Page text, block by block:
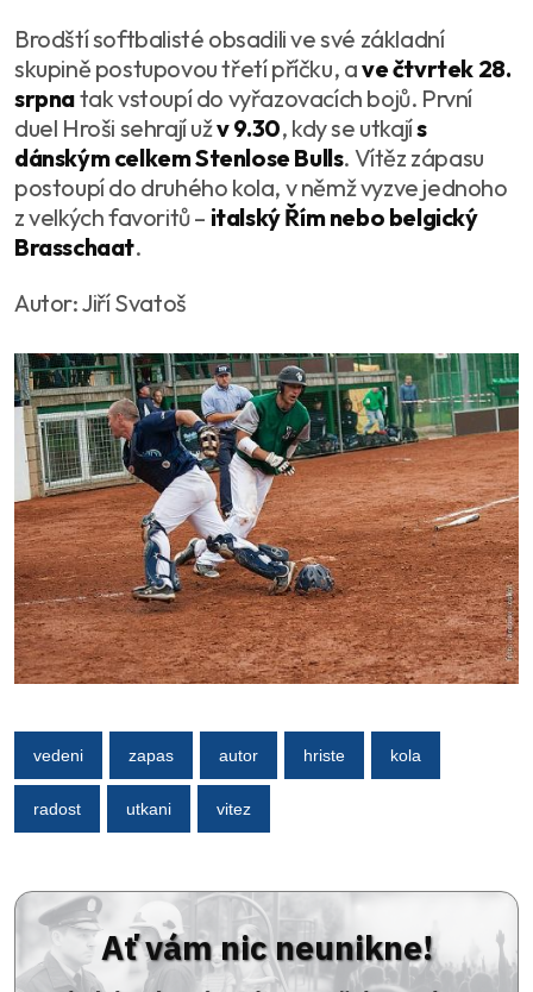
Brodští softbalisté obsadili ve své základní
skupině postupovou třetí příčku, ave čtvrtek 28.
srpnatak vstoupí do vyřazovacích bojů. První
duel Hroši sehrají užv 9.30, kdy se utkajís
dánským celkem Stenlose Bulls. Vítěz zápasu
postoupí do druhého kola, v němž vyzve jednoho
z velkých favoritů – italský Řím nebo belgický
Brasschaat.
Autor: Jiří Svatoš
vedeni zapas autor hriste kola
radost utkani vitez
Ať vám nic neunikne!